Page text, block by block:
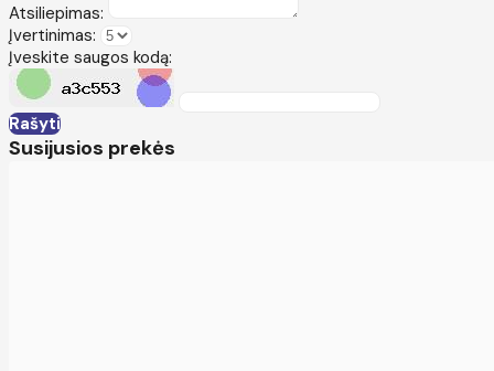
Atsiliepimas:
Įvertinimas:
Įveskite saugos kodą:
Rašyti
Susijusios prekės